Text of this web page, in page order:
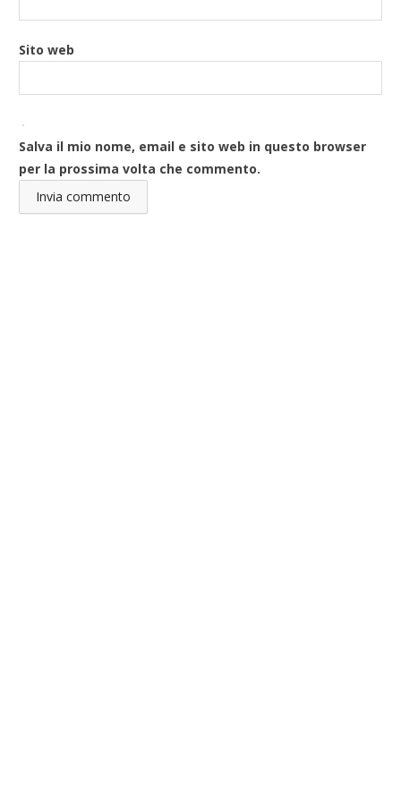
Sito web
Salva il mio nome, email e sito web in questo browser
per la prossima volta che commento.